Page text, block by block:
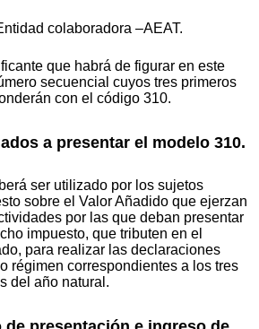
colaboradora –AEAT.
que habrá de figurar en este
secuencial cuyos tres primeros
con el código 310.
a presentar el modelo 310.
ser utilizado por los sujetos
sobre el Valor Añadido que ejerzan
por las que deban presentar
impuesto, que tributen en el
para realizar las declaraciones
régimen correspondientes a los tres
del año natural.